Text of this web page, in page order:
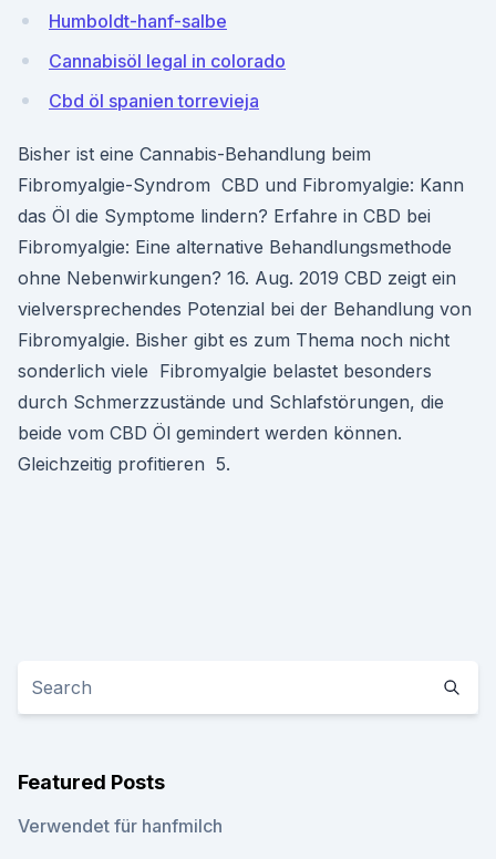
Humboldt-hanf-salbe
Cannabisöl legal in colorado
Cbd öl spanien torrevieja
Bisher ist eine Cannabis-Behandlung beim
Fibromyalgie-Syndrom CBD und Fibromyalgie: Kann
das Öl die Symptome lindern? Erfahre in CBD bei
Fibromyalgie: Eine alternative Behandlungsmethode
ohne Nebenwirkungen? 16. Aug. 2019 CBD zeigt ein
vielversprechendes Potenzial bei der Behandlung von
Fibromyalgie. Bisher gibt es zum Thema noch nicht
sonderlich viele Fibromyalgie belastet besonders
durch Schmerzzustände und Schlafstörungen, die
beide vom CBD Öl gemindert werden können.
Gleichzeitig profitieren 5.
Featured Posts
Verwendet für hanfmilch